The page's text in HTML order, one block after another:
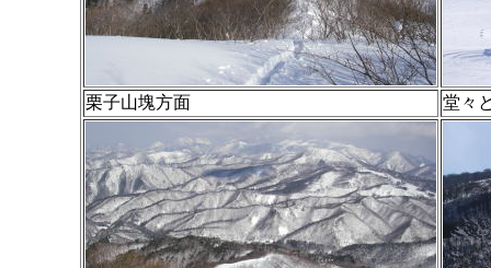
栗子山塊方面 堂々